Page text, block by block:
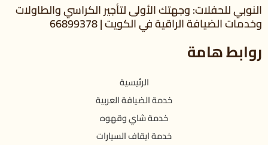
النوبي للحفلات: وجهتك الأولى لتأجير الكراسي والطاولات
وخدمات الضيافة الراقية في الكويت | 66899378
روابط هامة
الرئيسية
خدمة الضيافة العربية
خدمة شاي وقهوه
خدمة ايقاف السيارات